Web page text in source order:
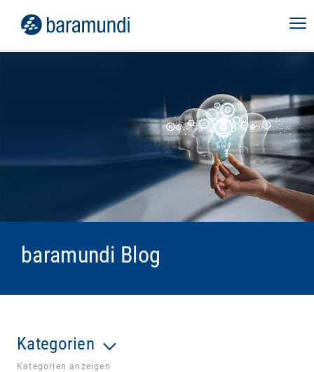
baramundi Blog
Kategorien
Kategorien anzeigen